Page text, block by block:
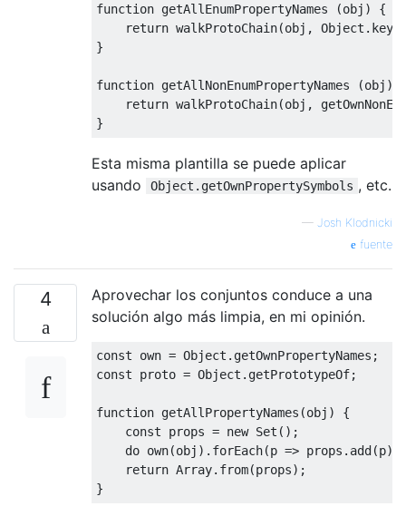
function getAllEnumPropertyNames (obj )
{
return walkProtoChain(obj , Object . keys
}
function getAllNonEnumPropertyNames (obj )
return walkProtoChain(obj ,
}
Esta misma plantilla se puede aplicar
usando
Object.getOwnPropertySymbols , etc.
— Josh Klodnicki
fuente
4
Aprovechar los conjuntos conduce a una
solución algo más limpia, en mi opinión.
const own = Object . getOwnPropertyNames ;
const proto = Object . getPrototypeOf;
function getAllPropertyNames (obj )
{
const props = new Set ();
do own(obj ). forEach(p => props . add(p
return Array. from(props);
}